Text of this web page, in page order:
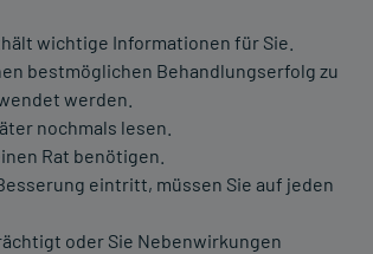
wichtige Informationen für Sie.
bestmöglichen Behandlungserfolg zu
werden.
nochmals lesen.
Rat benötigen.
eintritt, müssen Sie auf jeden
oder Sie Nebenwirkungen